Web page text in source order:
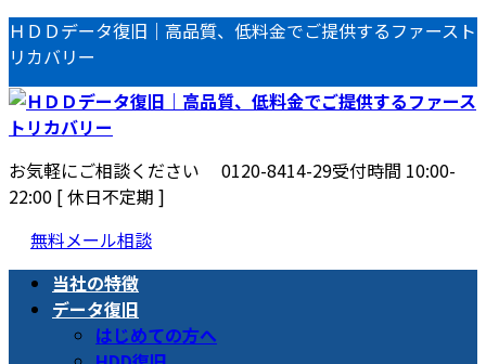
コ
ン
テ
ン
ツ
へ
ス
キ
プ
ナ
ビ
ゲ
ー
シ
ョ
ン
に
動
ＨＤＤデータ復旧｜高品質、低料金でご提供するファースト
リカバリー
お気軽にご相談ください 0120-8414-29受付時間 10:00-
22:00 [ 休日不定期 ]
無料メール相談
当社の特徴
データ復旧
はじめての方へ